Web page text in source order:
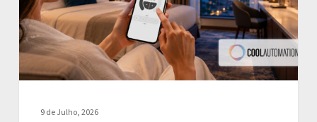
do
Quarto
com
Integração
9 de Julho, 2026